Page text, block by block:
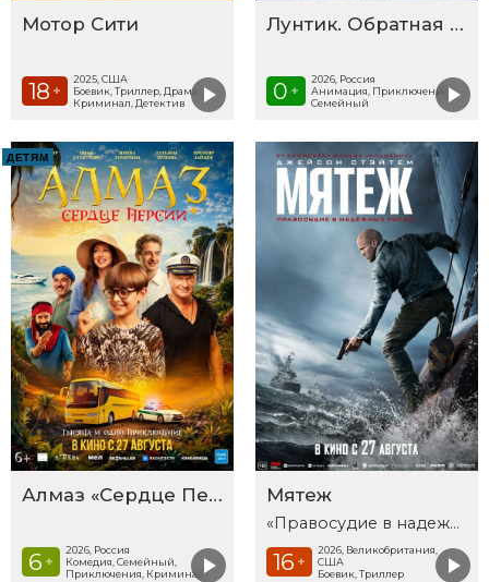
Мотор Сити
18 +
2025, США
Боевик, Триллер, Драма,
Криминал, Детектив
Лунтик. Обратная сторона Луны
0 +
2026, Россия
Анимация, Приключения,
Семейный
ДЕТЯМ
Алмаз «Сердце Персии»
6 +
2026, Россия
Комедия, Семейный,
Приключения, Криминал
Мятеж
«Правосудие в надежных руках»
16 +
2026, Великобритания,
США
Боевик, Триллер